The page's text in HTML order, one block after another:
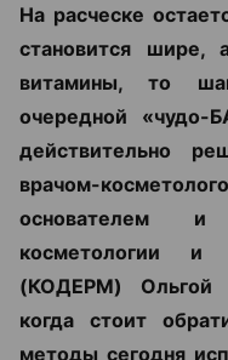
На расческе
становится шире,
витамины, то
очередной «чудо-
действительно
врачом-
основателем и
косметологии и
(КОДЕРМ) Ольгой
когда стоит
методы сегодня